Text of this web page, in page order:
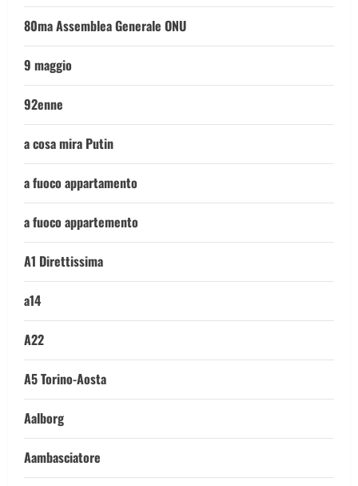
80ma Assemblea Generale ONU
9 maggio
92enne
a cosa mira Putin
a fuoco appartamento
a fuoco appartemento
A1 Direttissima
a14
A22
A5 Torino-Aosta
Aalborg
Aambasciatore